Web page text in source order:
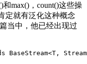
max()，count()这些操
定就有泛化这种概念
当中，他已经出现过
BaseStream<T , Stream